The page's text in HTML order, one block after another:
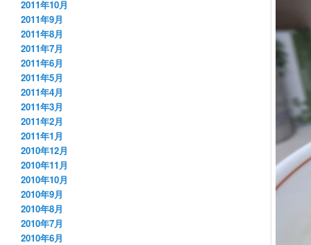
2011年10月
2011年9月
2011年8月
2011年7月
2011年6月
2011年5月
2011年4月
2011年3月
2011年2月
2011年1月
2010年12月
2010年11月
2010年10月
2010年9月
2010年8月
2010年7月
2010年6月